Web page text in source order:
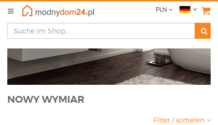
PLN
NOWY WYMIAR
Filter / sortieren